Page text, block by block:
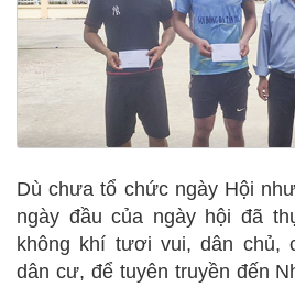
Dù chưa tổ chức ngày Hội
ngày đầu của ngày hội đã
không khí tươi vui, dân chủ,
dân cư, để tuyên truyền đến